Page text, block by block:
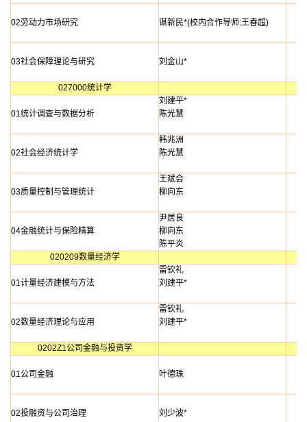
02劳动力市场研究 谌新民*(校内合作导师:王春超)
03社会保障理论与研究 刘金山*
027000统计学
01统计调查与数据分析
刘建平*
陈光慧
02社会经济统计学
韩兆洲
陈光慧
03质量控制与管理统计
王斌会
柳向东
04金融统计与保险精算
尹居良
柳向东
陈平炎
020209数量经济学
01计量经济建模与方法
雷钦礼
刘建平*
02数量经济理论与应用
雷钦礼
刘建平*
0202Z1公司金融与投资学
01公司金融 叶德珠
02投融资与公司治理 刘少波*